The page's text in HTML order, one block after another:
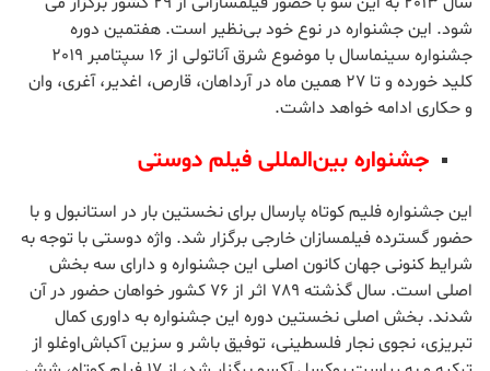
برگزار شد.
جشنواره سینمای فضای آزاد سینماسال
این جشنواره هر سال در شهرستان‌ها و برای کمک به کودکانی که
امکان دسترسی به سینما ندارند، برگزار می شود. این جشنواره از
سال 2013 به این سو با حضور فیلمسازانی از 29 کشور برگزار می
شود. این جشنواره در نوع خود بی‌نظیر است. هفتمین دوره
جشنواره سینماسال با موضوع شرق آناتولی از 16 سپتامبر 2019
کلید خورده و تا 27 همین ماه در آرداهان، قارص، اغدیر، آغری، وان
و حکاری ادامه خواهد داشت.
جشنواره بین‌المللی فیلم دوستی